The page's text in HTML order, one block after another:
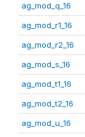
ag_mod_q_16
ag_mod_r1_16
ag_mod_r2_16
ag_mod_s_16
ag_mod_t1_16
ag_mod_t2_16
ag_mod_u_16